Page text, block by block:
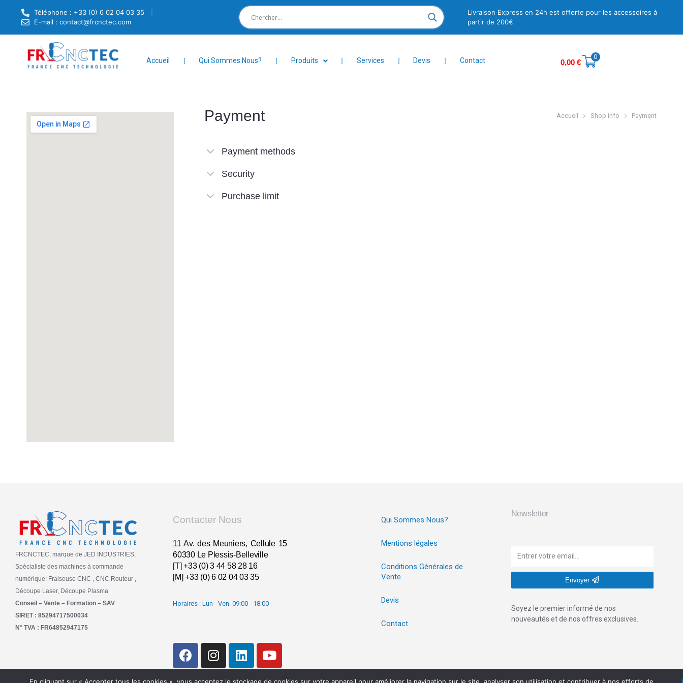
Téléphone : +33 (0) 6 02 04 03 35
E-mail : contact@frcnctec.com
Livraison Express en 24h est offerte pour les accessoires à
partir de 200€
Accueil Qui Sommes Nous? Produits Services Devis Contact 0,00 €
0
Payment Accueil Shop info Payment
Payment methods
Security
Purchase limit
FRCNCTEC, marque de JED INDUSTRIES,
Spécialiste des machines à commande
numérique: Fraiseuse CNC , CNC Routeur ,
Découpe Laser, Découpe Plasma
Conseil – Vente – Formation – SAV
SIRET : 85294717500034
N° TVA : FR64852947175
Contacter Nous
11 Av. des Meuniers, Cellule 15
60330 Le Plessis-Belleville
[T] +33 (0) 3 44 58 28 16
[M] +33 (0) 6 02 04 03 35
Horaires : Lun - Ven. 09:00 - 18:00
Qui Sommes Nous?
Mentions légales
Conditions Générales de
Vente
Devis
Contact
Newsletter
Envoyer
Soyez le premier informé de nos
nouveautés et de nos offres exclusives.